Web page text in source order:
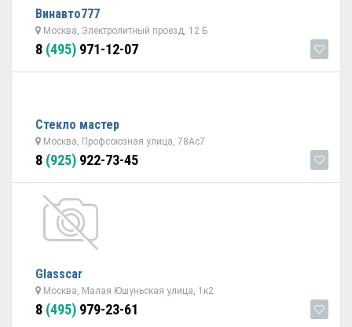
Винавто777
Москва, Электролитный проезд, 12 Б
8 (495) 971-12-07
Стекло мастер
Москва, Профсоюзная улица, 78Ас7
8 (925) 922-73-45
Glasscar
Москва, Малая Юшуньская улица, 1к2
8 (495) 979-23-61